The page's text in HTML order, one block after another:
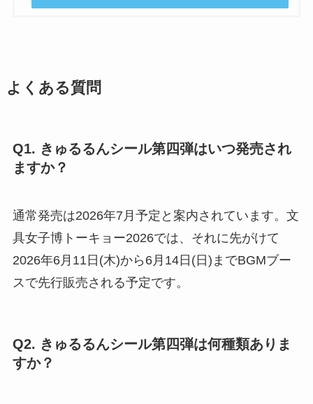
よくある質問
Q1. きゅるるんシール第四弾はいつ発売され
ますか？
通常発売は2026年7月予定と案内されています。文
具女子博トーキョー2026では、それに先がけて
2026年6月11日(木)から6月14日(日)までBGMブー
スで先行販売される予定です。
Q2. きゅるるんシール第四弾は何種類ありま
すか？